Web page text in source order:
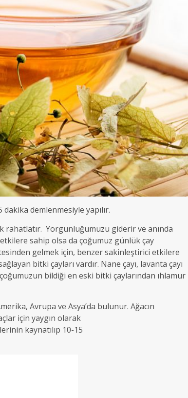
demlenmesiyle yapılır.
rahatlatır. Yorgunluğumuzu giderir ve anında
etkilere sahip olsa da çoğumuz günlük çay
gelmek için, benzer sakinleştirici etkilere
bitki çayları vardır. Nane çayı, lavanta çayı
bildiği en eski bitki çaylarından ıhlamur
Avrupa ve Asya’da bulunur. Ağacın
için yaygın olarak
kaynatılıp 10-15